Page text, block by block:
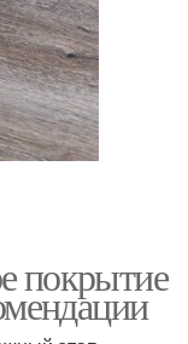
покрытие